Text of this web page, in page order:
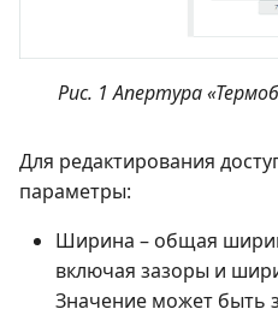
Рис. 1 Апертура
Для редактирования
параметры:
Ширина – общая
включая зазоры и
Значение может быть